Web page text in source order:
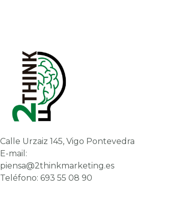
Calle Urzaiz 145, Vigo Pontevedra
E-mail:
piensa@2thinkmarketing.es
Teléfono: 693 55 08 90